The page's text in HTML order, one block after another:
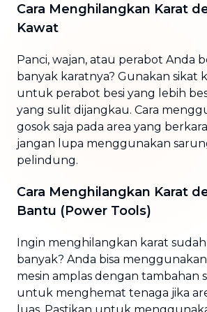
Cara Menghilangkan Karat
Kawat
Panci, wajan, atau perabot Anda
banyak karatnya? Gunakan sikat
untuk perabot besi yang lebih
yang sulit dijangkau. Cara
gosok saja pada area yang
jangan lupa menggunakan
pelindung.
Cara Menghilangkan Karat
Bantu (Power Tools)
Ingin menghilangkan karat
banyak? Anda bisa
mesin amplas dengan tambahan
untuk menghemat tenaga jika
luas. Pastikan untuk